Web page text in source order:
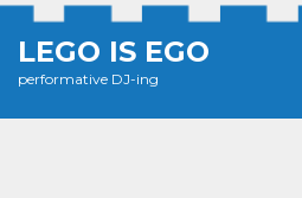
LEGO IS EGO
performative DJ-ing